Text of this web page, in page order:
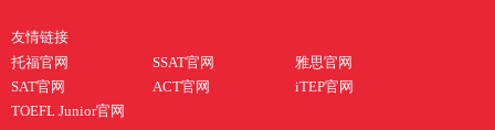
友情链接
托福官网
SSAT官网
雅思官网
SAT官网
ACT官网
iTEP官网
TOEFL Junior官网